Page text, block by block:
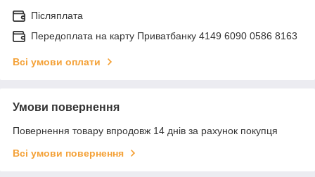
Післяплата
Передоплата на карту Приватбанку 4149 6090 0586 8163
Всі умови оплати
Умови повернення
Повернення товару впродовж 14 днів за рахунок покупця
Всі умови повернення